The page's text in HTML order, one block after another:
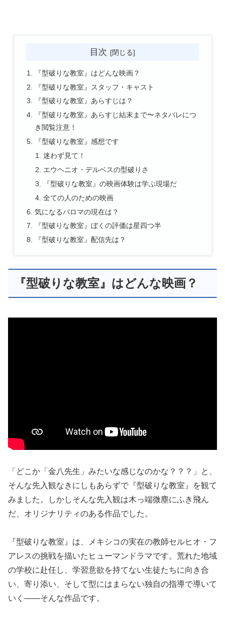
目次
『型破りな教室』はどんな映画？
『型破りな教室』スタッフ・キャスト
『型破りな教室』あらすじは？
『型破りな教室』あらすじ結末まで〜ネタバレにつ
き閲覧注意！
『型破りな教室』感想です
迷わず見て！
エウヘニオ・デルベスの型破りさ
『型破りな教室』の映画体験は学ぶ現場だ
全ての人のための映画
気になるパロマの現在は？
『型破りな教室』ぼくの評価は星四つ半
『型破りな教室』配信先は？
『型破りな教室』はどんな映画？
「どこか「金八先生」みたいな感じなのかな？？？」と、
そんな先入観なきにしもあらずで『型破りな教室』を観て
みました。しかしそんな先入観は木っ端微塵にふき飛ん
だ、オリジナリティのある作品でした。
『型破りな教室』は、メキシコの実在の教師セルヒオ・フ
アレスの挑戦を描いたヒューマンドラマです。荒れた地域
の学校に赴任し、学習意欲を持てない生徒たちに向き合
い、寄り添い、そして型にはまらない独自の指導で導いて
いく——そんな作品です。